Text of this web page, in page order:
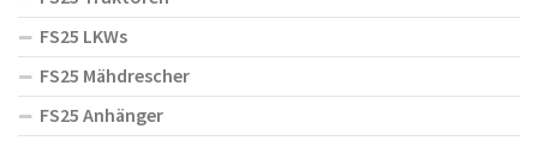
FS25 LKWs
FS25 Mähdrescher
FS25 Anhänger